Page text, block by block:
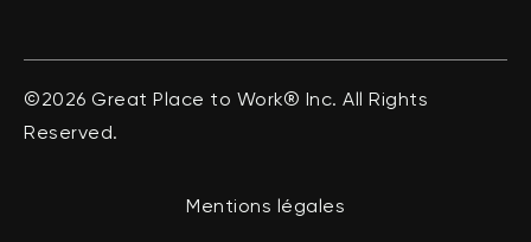
©2026 Great Place to Work® Inc. All Rights
Reserved.
Mentions légales